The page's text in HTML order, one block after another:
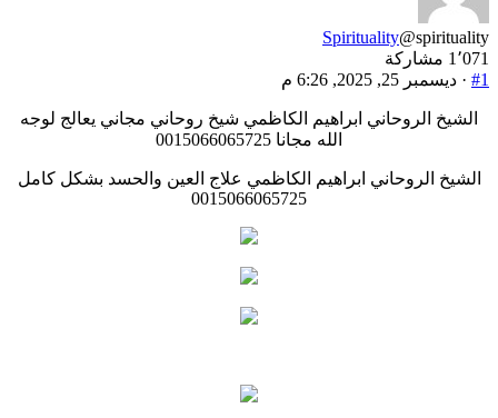
Spirituality@spirituality
1٬071 مشاركة
#1 · ديسمبر 25, 2025, 6:26 م
الشيخ الروحاني ابراهيم الكاظمي شيخ روحاني مجاني يعالج لوجه
الله مجانا 0015066065725
الشيخ الروحاني ابراهيم الكاظمي علاج العين والحسد بشكل كامل
0015066065725